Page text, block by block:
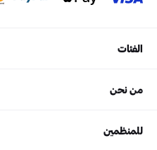
الفئات
من نحن
للمنظمين